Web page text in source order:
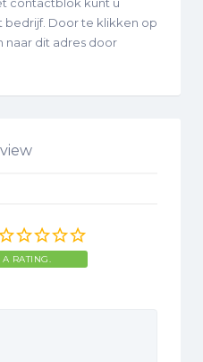
bedrijf. Door te klikken op
naar dit adres door
RATING.